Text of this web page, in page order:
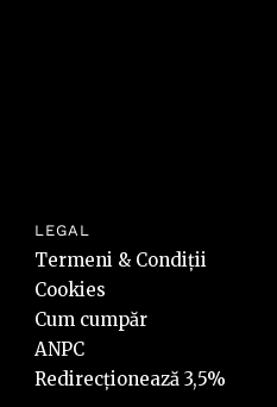
LEGAL
Termeni & Condiții
Cookies
Cum cumpăr
ANPC
Redirecționează 3,5%